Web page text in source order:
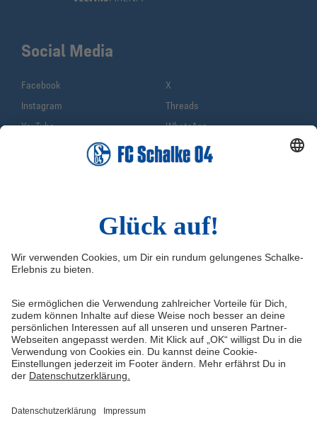
Service & Kontakt
Erklärung zur Barrierefreiheit
Medienportal
Datenschutz
Haftungsausschluss
Tickets
VELTINS-Arena
Knappenschmiede
ERWIN buchen
Social Media
Facebook
X
Instagram
Threads
YouTube
WhatsApp
Sina Weibo